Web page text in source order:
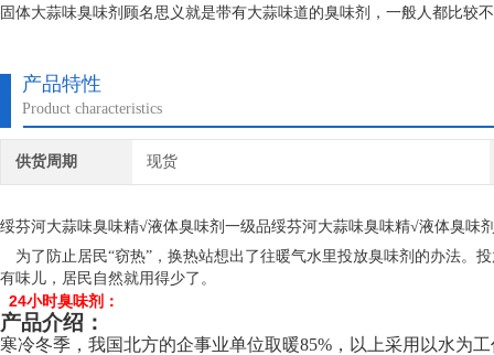
固体大蒜味臭味剂顾名思义就是带有大蒜味道的臭味剂，一般人都比较
产品特性
Product characteristics
供货周期 现货
绥芬河大蒜味臭味精√液体臭味剂一级品绥芬河大蒜味臭味精√液体臭味
为了防止居民“窃热”，换热站想出了往暖气水里投放臭味剂的办法。
有味儿，居民自然就用得少了。
24小时臭味剂：
产品介绍：
寒冷冬季，我国北方的企事业单位取暖85%，以上采用以水为